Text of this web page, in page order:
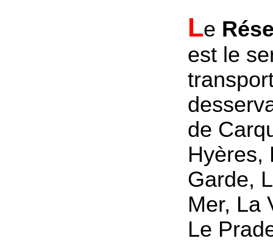
Le
est le
de
Hyères,
Garde,
Mer, La
Le